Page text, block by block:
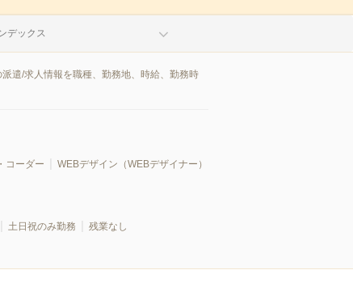
デックス
遣/求人情報を職種、勤務地、時給、勤務時
コーダー WEBデザイン（WEBデザイナー）
土日祝のみ勤務
残業なし